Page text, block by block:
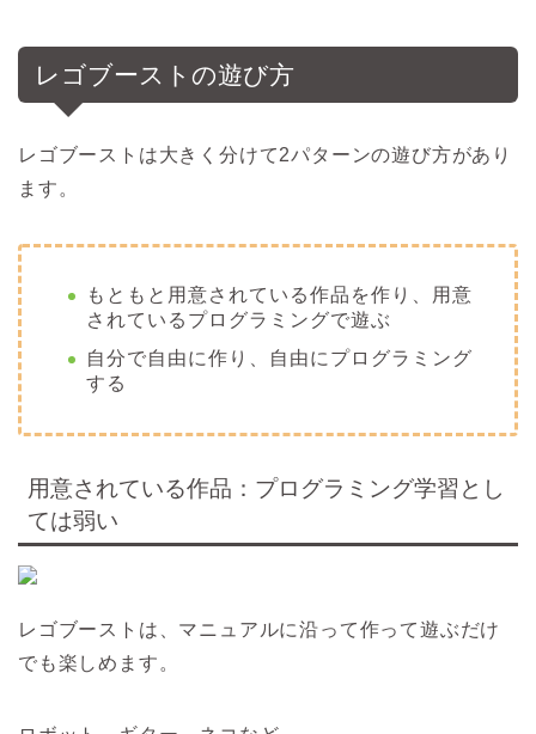
レゴブーストの遊び方
レゴブーストは大きく分けて2パターンの遊び方があり
ます。
もともと用意されている作品を作り、用意
されているプログラミングで遊ぶ
自分で自由に作り、自由にプログラミング
する
用意されている作品：プログラミング学習とし
ては弱い
レゴブーストは、マニュアルに沿って作って遊ぶだけ
でも楽しめます。